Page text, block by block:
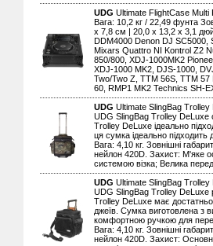
UDG Ultimate FlightCase
Вага: 10,2 кг / 22,49 фунта
x 7,8 см | 20,0 x 13,2 x 3,1
DDM4000 Denon DJ SC5000,
Mixars Quattro NI Kontrol Z2
850/800, XDJ-1000MK2
XDJ-1000 MK2, DJS-1000,
Two/Two Z, TTM 56S, TTM
60, RMP1 MK2 Technics SH-
UDG Ultimate SlingBag
UDG SlingBag Trolley DeLuxe
Trolley DeLuxe ідеально
ця сумка ідеально
Вага: 4,10 кг. Зовнішні
нейлон 420D. Захист: М'яке
системою візка; Велика
UDG Ultimate SlingBag
UDG SlingBag Trolley DeLuxe
Trolley DeLuxe має
джеїв. Сумка виготовлена з
комфортною ручкою для
Вага: 4,10 кг. Зовнішні
нейлон 420D. Захист: